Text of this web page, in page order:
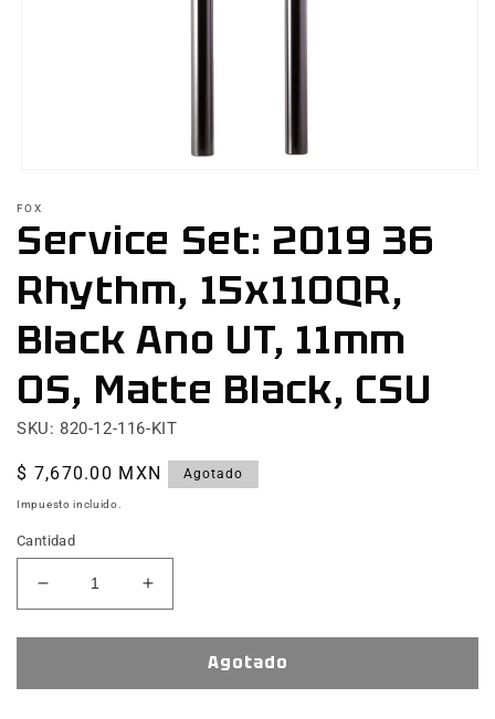
multimedia
1
en
una
ventana
modal
FOX
Service Set: 2019 36
Rhythm, 15x110QR,
Black Ano UT, 11mm
OS, Matte Black, CSU
SKU: 820-12-116-KIT
Precio
habitual
$ 7,670.00 MXN Agotado
Impuesto incluido.
Cantidad
Reducir
cantidad
para
Set:
Aumentar
cantidad
para
Service
Set:
Agotado